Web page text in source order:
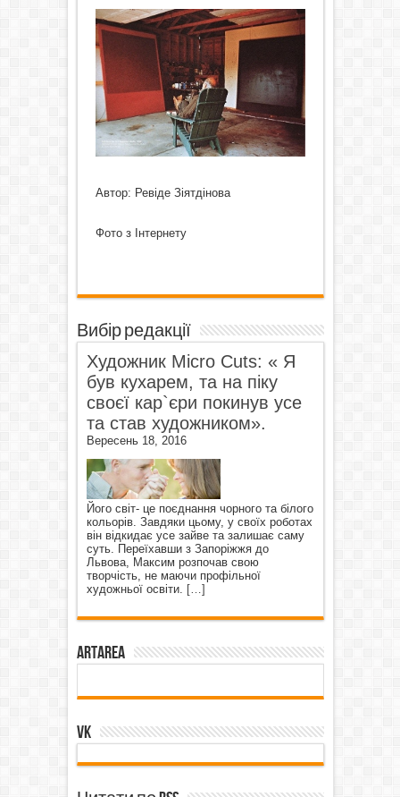
Автор: Ревіде Зіятдінова
Фото з Інтернету
Вибір редакції
Художник Micro Cuts: « Я
був кухарем, та на піку
своєї кар`єри покинув усе
та став художником».
Вересень 18, 2016
Його світ- це поєднання чорного та білого
кольорів. Завдяки цьому, у своїх роботах
він відкидає усе зайве та залишає саму
суть. Переїхавши з Запоріжжя до
Львова, Максим розпочав свою
творчість, не маючи профільної
художньої освіти. […]
ArtArea
VK